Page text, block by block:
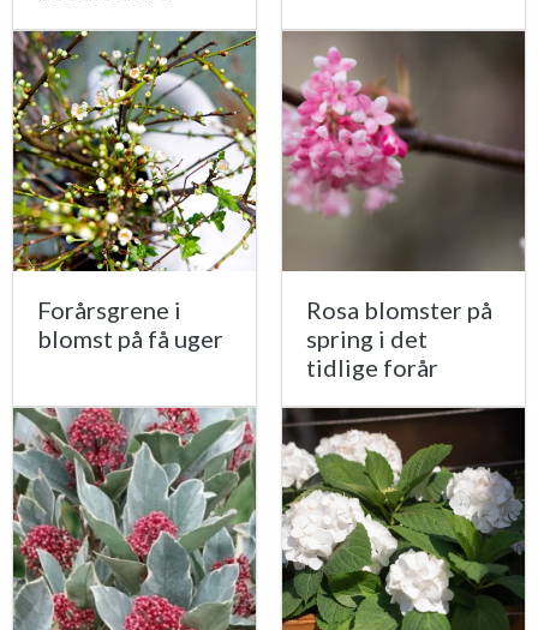
Forårsgrene i
blomst på få uger
Rosa blomster på
spring i det
tidlige forår